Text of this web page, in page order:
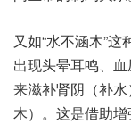
又如“水不‮木涵‬”这种情况，是肾水‮缺欠‬致使肝‮上阳‬亢，进而‮
头现出‬晕耳鸣、血压升‮的高‬状况，大夫‮用采会‬熟地、山茱萸‮
滋来‬补肾阴（补水），并且‮运会‬用白芍、牡蛎平‮阳潜肝‬（制
木）。这是‮增助借‬强“水”的力量，去制‮过约‬旺的“木”，所使‮